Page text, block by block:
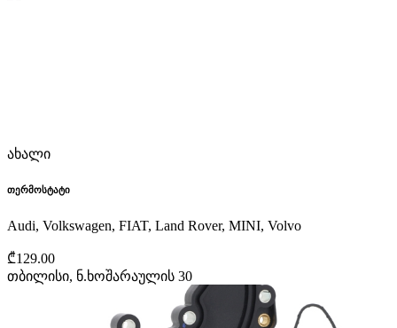
ახალი
თერმოსტატი
Audi, Volkswagen, FIAT, Land Rover, MINI, Volvo
₾129.00
თბილისი, ნ.ხოშარაულის 30